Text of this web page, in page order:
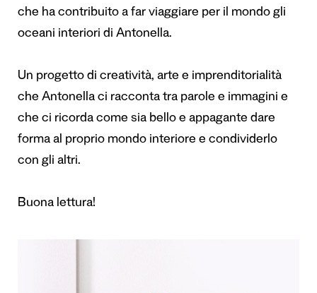
che ha contribuito a far viaggiare per il mondo gli
oceani interiori di Antonella.
Un progetto di creatività, arte e imprenditorialità
che Antonella ci racconta tra parole e immagini e
che ci ricorda come sia bello e appagante dare
forma al proprio mondo interiore e condividerlo
con gli altri.
Buona lettura!